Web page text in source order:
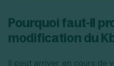
Pourquoi faut-il
modification du
Il peut arriver, en cours de